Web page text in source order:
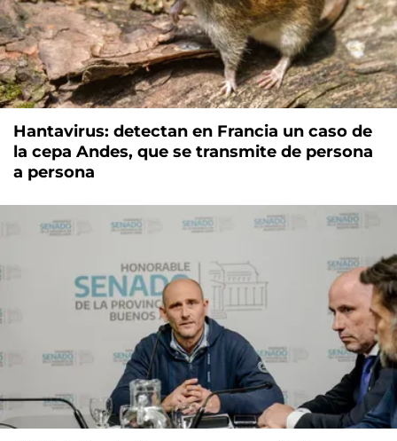
Hantavirus: detectan en Francia un caso de
la cepa Andes, que se transmite de persona
a persona